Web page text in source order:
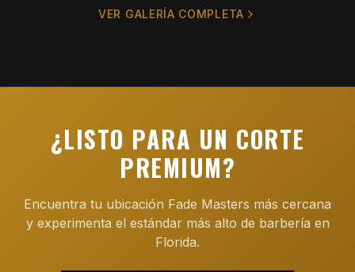
VER GALERÍA COMPLETA
¿LISTO PARA UN CORTE
PREMIUM?
Encuentra tu ubicación Fade Masters más cercana
y experimenta el estándar más alto de barbería en
Florida.